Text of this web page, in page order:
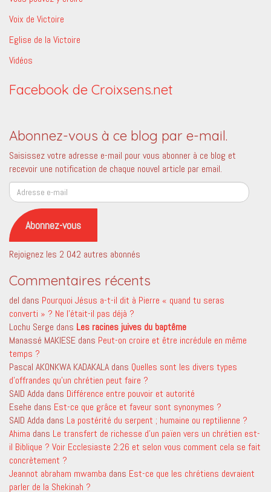
Voix de Victoire
Eglise de la Victoire
Vidéos
Facebook de Croixsens.net
Abonnez-vous à ce blog par e-mail.
Saisissez votre adresse e-mail pour vous abonner à ce blog et
recevoir une notification de chaque nouvel article par email.
Adresse
e-
mail
Abonnez-vous
Rejoignez les 2 042 autres abonnés
Commentaires récents
del dans Pourquoi Jésus a-t-il dit à Pierre « quand tu seras
converti » ? Ne l’était-il pas déjà ?
Lochu Serge dans Les racines juives du baptême
Manassé MAKIESE dans Peut-on croire et être incrédule en même
temps ?
Pascal AKONKWA KADAKALA dans Quelles sont les divers types
d’offrandes qu’un chrétien peut faire ?
SAID Adda dans Différence entre pouvoir et autorité
Esehe dans Est-ce que grâce et faveur sont synonymes ?
SAID Adda dans La postérité du serpent ; humaine ou reptilienne ?
Ahima dans Le transfert de richesse d’un païen vers un chrétien est-
il Biblique ? Voir Ecclesiaste 2:26 et selon vous comment cela se fait
concrètement ?
Jeannot abraham mwamba dans Est-ce que les chrétiens devraient
parler de la Shekinah ?